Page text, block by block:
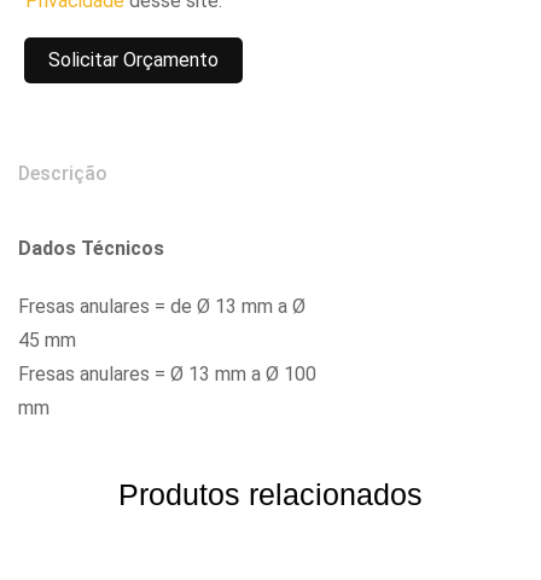
Descrição
Dados Técnicos
Fresas anulares = de Ø 13 mm a Ø
45 mm
Fresas anulares = Ø 13 mm a Ø 100
mm
Produtos relacionados